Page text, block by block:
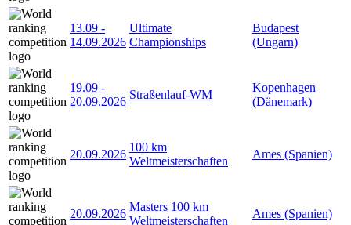
13.09 -
14.09.2026
Ultimate
Championships
Budapest
(Ungarn)
19.09 -
20.09.2026
Straßenlauf-WM
Kopenhagen
(Dänemark)
20.09.2026
100 km
Weltmeisterschaften
Ames (Spanien)
20.09.2026
Masters 100 km
Weltmeisterschaften
Ames (Spanien)